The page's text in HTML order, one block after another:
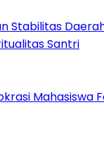
Stabilitas
Santri
Mahasiswa